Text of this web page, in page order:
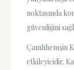
noktasında
güvenliğini
Çamlıhemşin
etkileyicidir.